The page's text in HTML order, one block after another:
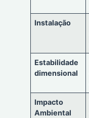
Instalação
Estabilidade
dimensional
Impacto
Ambiental